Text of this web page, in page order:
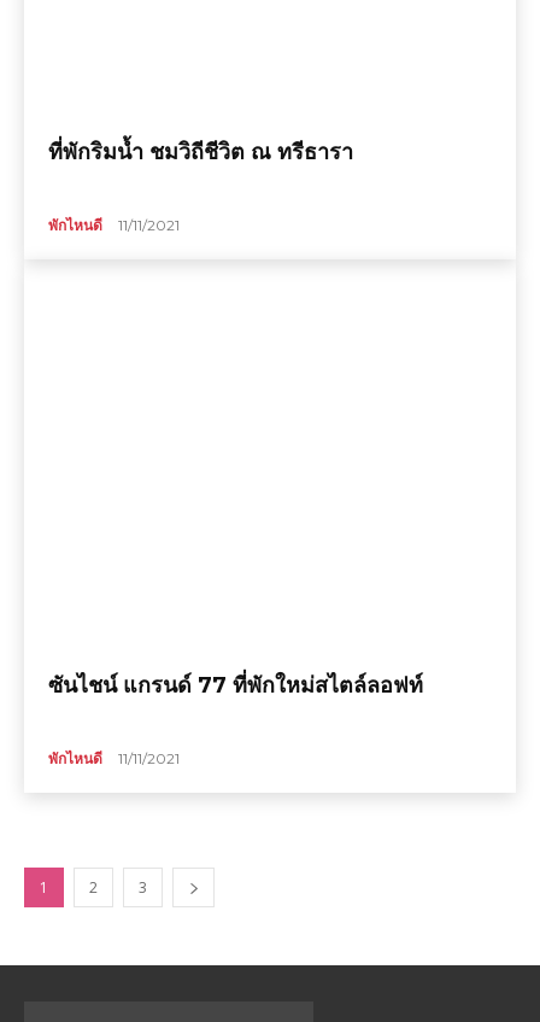
ที่พักริมน้ำ ชมวิถีชีวิต ณ ทรีธารา
พักไหนดี 11/11/2021
ซันไชน์ แกรนด์ 77 ที่พักใหม่สไตล์ลอฟท์
พักไหนดี 11/11/2021
1 2 3